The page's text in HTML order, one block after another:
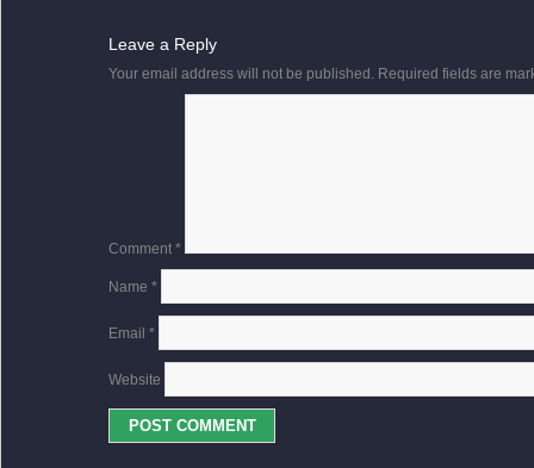
Leave a Reply
Your email address will not be published. Required fields are
Comment *
Name *
Email *
Website